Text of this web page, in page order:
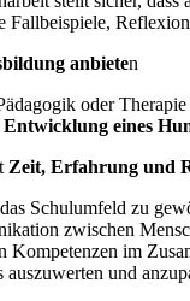
Fallbeispiele,
anbieten
oder
eines
Zeit, Erfahrung und
Schulumfeld zu
zwischen
Kompetenzen im
auszuwerten und